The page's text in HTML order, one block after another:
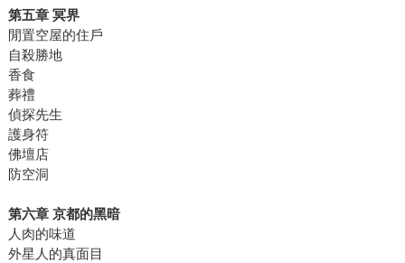
第五章 冥界
閒置空屋的住戶
自殺勝地
香食
葬禮
偵探先生
護身符
佛壇店
防空洞
第六章 京都的黑暗
人肉的味道
外星人的真面目